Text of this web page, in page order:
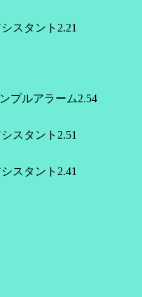
スタント2.21
プルアラーム2.54
スタント2.51
スタント2.41